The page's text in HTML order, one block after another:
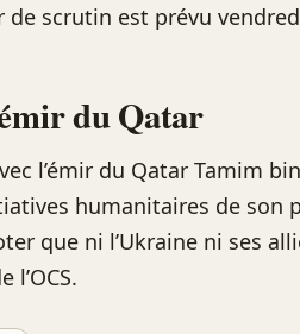
de scrutin est prévu
du Qatar
l’émir du Qatar Tamim
humanitaires de son
que ni l’Ukraine ni ses
l’OCS.